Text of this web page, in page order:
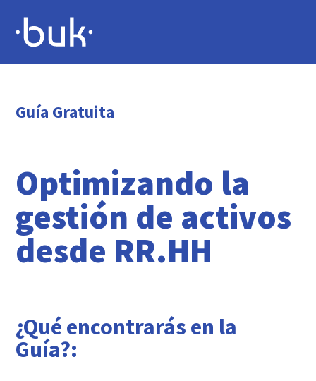
Guía Gratuita
Optimizando la
gestión de activos
desde RR.HH
¿Qué encontrarás en la
Guía?: